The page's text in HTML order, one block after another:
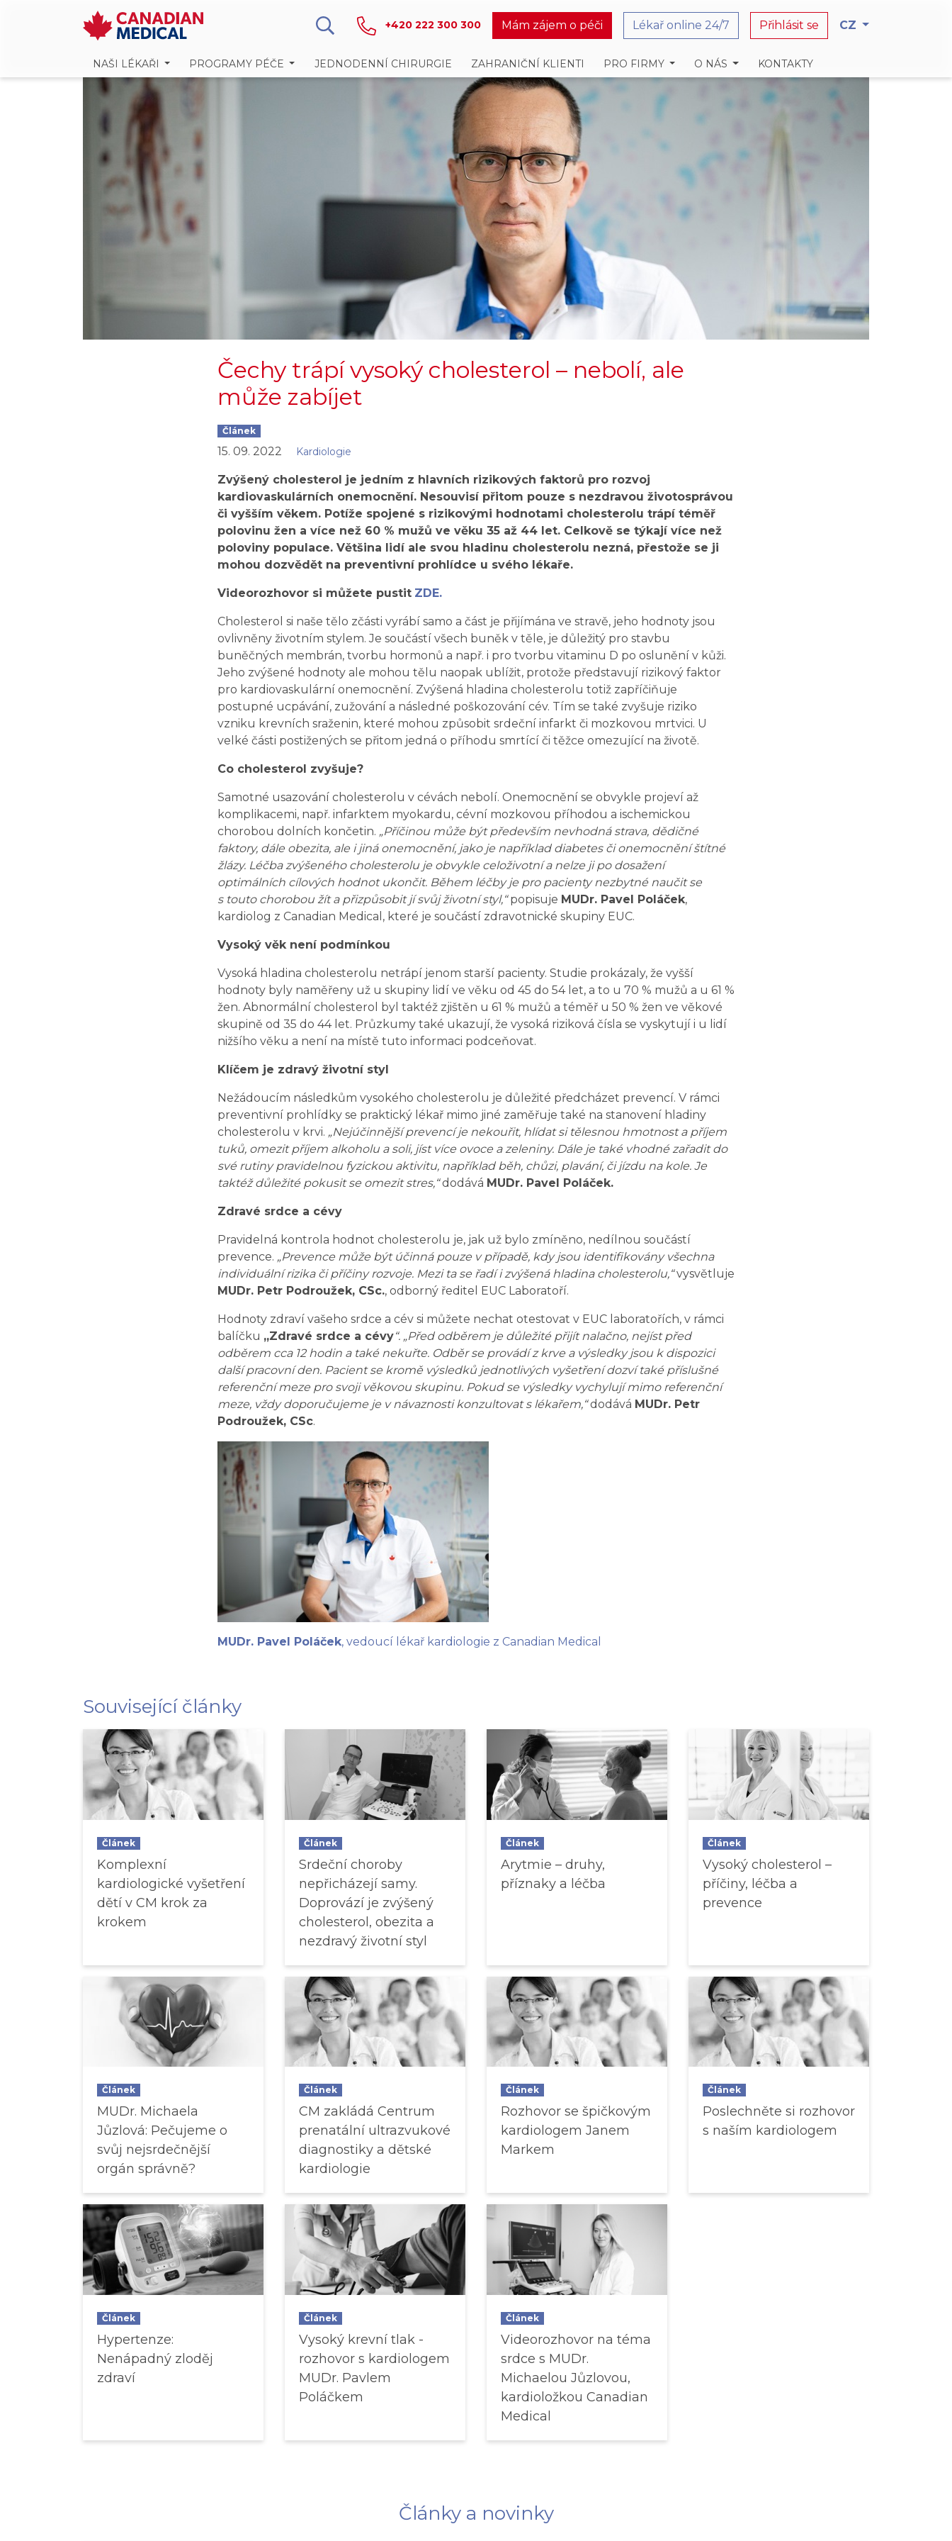
+420 222 300 300 Mám zájem o péči Lékař online 24/7 Přihlásit se CZ
NAŠI LÉKAŘI PROGRAMY PÉČE JEDNODENNÍ CHIRURGIE ZAHRANIČNÍ KLIENTI PRO FIRMY O NÁS KONTAKTY
Čechy trápí vysoký cholesterol – nebolí, ale
může zabíjet
Článek
15. 09. 2022 Kardiologie
Zvýšený cholesterol je jedním z hlavních rizikových faktorů pro rozvoj
kardiovaskulárních onemocnění. Nesouvisí přitom pouze s nezdravou životosprávou
či vyšším věkem. Potíže spojené s rizikovými hodnotami cholesterolu trápí téměř
polovinu žen a více než 60 % mužů ve věku 35 až 44 let. Celkově se týkají více než
poloviny populace. Většina lidí ale svou hladinu cholesterolu nezná, přestože se ji
mohou dozvědět na preventivní prohlídce u svého lékaře.
Videorozhovor si můžete pustit ZDE.
Cholesterol si naše tělo zčásti vyrábí samo a část je přijímána ve stravě, jeho hodnoty jsou
ovlivněny životním stylem. Je součástí všech buněk v těle, je důležitý pro stavbu
buněčných membrán, tvorbu hormonů a např. i pro tvorbu vitaminu D po oslunění v kůži.
Jeho zvýšené hodnoty ale mohou tělu naopak ublížit, protože představují rizikový faktor
pro kardiovaskulární onemocnění. Zvýšená hladina cholesterolu totiž zapříčiňuje
postupné ucpávání, zužování a následné poškozování cév. Tím se také zvyšuje riziko
vzniku krevních sraženin, které mohou způsobit srdeční infarkt či mozkovou mrtvici. U
velké části postižených se přitom jedná o příhodu smrtící či těžce omezující na životě.
Co cholesterol zvyšuje?
Samotné usazování cholesterolu v cévách nebolí. Onemocnění se obvykle projeví až
komplikacemi, např. infarktem myokardu, cévní mozkovou příhodou a ischemickou
chorobou dolních končetin. „Příčinou může být především nevhodná strava, dědičné
faktory, dále obezita, ale i jiná onemocnění, jako je například diabetes či onemocnění štítné
žlázy. Léčba zvýšeného cholesterolu je obvykle celoživotní a nelze ji po dosažení
optimálních cílových hodnot ukončit. Během léčby je pro pacienty nezbytné naučit se
s touto chorobou žít a přizpůsobit jí svůj životní styl,“popisuje MUDr. Pavel Poláček,
kardiolog z Canadian Medical, které je součástí zdravotnické skupiny EUC.
Vysoký věk není podmínkou
Vysoká hladina cholesterolu netrápí jenom starší pacienty. Studie prokázaly, že vyšší
hodnoty byly naměřeny už u skupiny lidí ve věku od 45 do 54 let, a to u 70 % mužů a u 61 %
žen. Abnormální cholesterol byl taktéž zjištěn u 61 % mužů a téměř u 50 % žen ve věkové
skupině od 35 do 44 let. Průzkumy také ukazují, že vysoká riziková čísla se vyskytují i u lidí
nižšího věku a není na místě tuto informaci podceňovat.
Klíčem je zdravý životní styl
Nežádoucím následkům vysokého cholesterolu je důležité předcházet prevencí. V rámci
preventivní prohlídky se praktický lékař mimo jiné zaměřuje také na stanovení hladiny
cholesterolu v krvi. „Nejúčinnější prevencí je nekouřit, hlídat si tělesnou hmotnost a příjem
tuků, omezit příjem alkoholu a soli, jíst více ovoce a zeleniny. Dále je také vhodné zařadit do
své rutiny pravidelnou fyzickou aktivitu, například běh, chůzi, plavání, či jízdu na kole. Je
taktéž důležité pokusit se omezit stres,“dodává MUDr. Pavel Poláček.
Zdravé srdce a cévy
Pravidelná kontrola hodnot cholesterolu je, jak už bylo zmíněno, nedílnou součástí
prevence. „Prevence může být účinná pouze v případě, kdy jsou identifikovány všechna
individuální rizika či příčiny rozvoje. Mezi ta se řadí i zvýšená hladina cholesterolu,“vysvětluje
MUDr. Petr Podroužek, CSc., odborný ředitel EUC Laboratoří.
Hodnoty zdraví vašeho srdce a cév si můžete nechat otestovat v EUC laboratořích, v rámci
balíčku „Zdravé srdce a cévy“. „Před odběrem je důležité přijít nalačno, nejíst před
odběrem cca 12 hodin a také nekuřte. Odběr se provádí z krve a výsledky jsou k dispozici
další pracovní den. Pacient se kromě výsledků jednotlivých vyšetření dozví také příslušné
referenční meze pro svoji věkovou skupinu. Pokud se výsledky vychylují mimo referenční
meze, vždy doporučujeme je v návaznosti konzultovat s lékařem,“dodává MUDr. Petr
Podroužek, CSc.
MUDr. Pavel Poláček, vedoucí lékař kardiologie z Canadian Medical
Související články
Článek
Komplexní
kardiologické vyšetření
dětí v CM krok za
krokem
Článek
Srdeční choroby
nepřicházejí samy.
Doprovází je zvýšený
cholesterol, obezita a
nezdravý životní styl
Článek
Arytmie – druhy,
příznaky a léčba
Článek
Vysoký cholesterol –
příčiny, léčba a
prevence
Článek
MUDr. Michaela
Jůzlová: Pečujeme o
svůj nejsrdečnější
orgán správně?
Článek
CM zakládá Centrum
prenatální ultrazvukové
diagnostiky a dětské
kardiologie
Článek
Rozhovor se špičkovým
kardiologem Janem
Markem
Článek
Poslechněte si rozhovor
s naším kardiologem
Článek
Hypertenze:
Nenápadný zloděj
zdraví
Článek
Vysoký krevní tlak -
rozhovor s kardiologem
MUDr. Pavlem
Poláčkem
Článek
Videorozhovor na téma
srdce s MUDr.
Michaelou Jůzlovou,
kardioložkou Canadian
Medical
Články a novinky